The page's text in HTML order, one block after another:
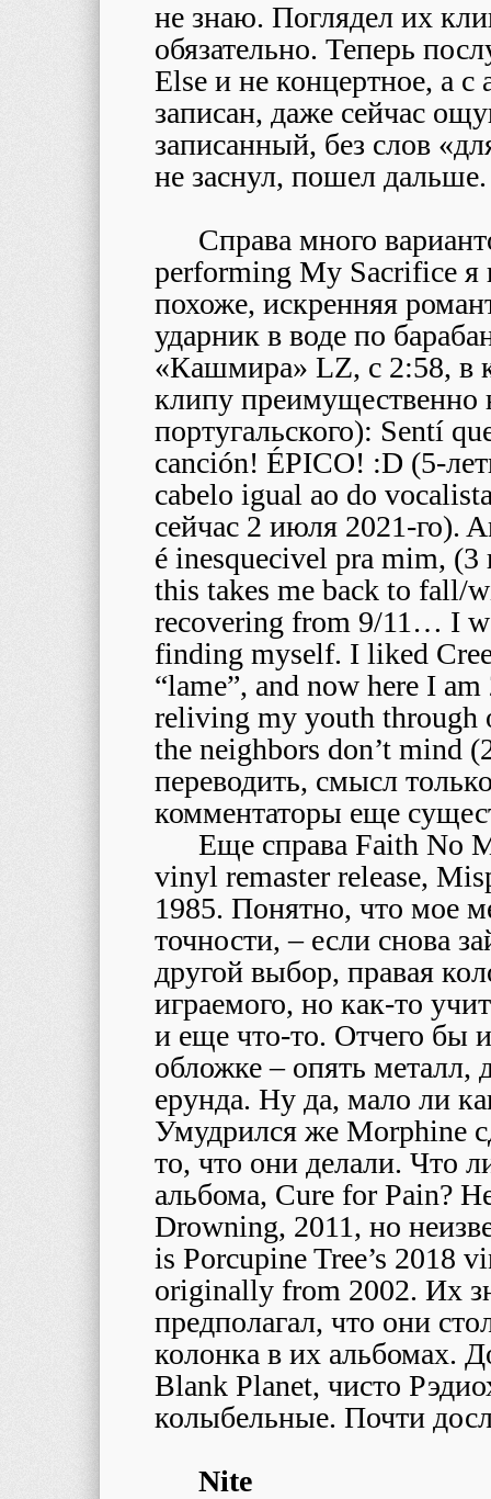
не знаю. Поглядел их
обязательно. Теперь
Else и не концертное, а
записан, даже сейчас
записанный, без слов
не заснул, пошел дальше.
Справа много
performing My Sacrifice я
похоже, искренняя
ударник в воде по
«Кашмира» LZ, с 2:58, в
клипу преимущественно
португальского): Sentí
canción! ÉPICO! :D (5-
cabelo igual ao do
сейчас 2 июля 2021-го).
é inesquecivel pra mim, (3
this takes me back to fall/
recovering from 9/11… I
finding myself. I liked
“lame”, and now here I
reliving my youth through
the neighbors don’t mind
переводить, смысл
комментаторы еще
Еще справа Faith No
vinyl remaster release,
1985. Понятно, что мое
точности, – если снова
другой выбор, правая
играемого, но как-то
и еще что-то. Отчего бы
обложке – опять металл,
ерунда. Ну да, мало ли
Умудрился же Morphine
то, что они делали. Что
альбома, Cure for Pain?
Drowning, 2011, но
is Porcupine Tree’s 2018
originally from 2002. Их
предполагал, что они
колонка в их альбомах.
Blank Planet, чисто
колыбельные. Почти
Nite